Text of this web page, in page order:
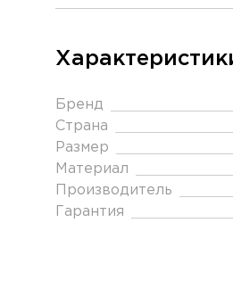
Бренд
Страна
Размер
Материал
Производитель
Гарантия